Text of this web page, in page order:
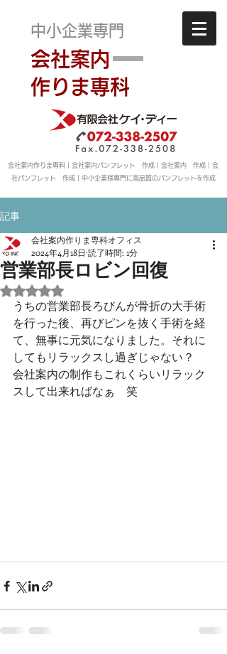
中小企業専門
会社案内
作りま専科
会社案内作りま専科｜会社案内パンフレット 作成｜会社案内 作成｜会
社パンフレット 作成｜中小企業様専門に高品質のパンフレットを作成
記事
営業部長ロビン回復
会社案内作りま専科オフィス
2024年4月18日 読了時間: 1分
5つ星のうちNaNと評価されています。
うちの営業部長ろびんが骨折の大手術
を行った後、再びピンを抜く手術を経
て、無事に元気になりました。それに
してもリラックスし過ぎじゃない？
会社案内の制作もこれくらいリラック
スして出来ればなぁ　笑